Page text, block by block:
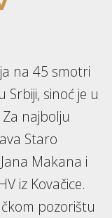
na 45 smotri
sinoć je u
najbolju
Staro
Makana i
iz Kovačice.
pozorištu